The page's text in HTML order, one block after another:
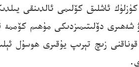
ئاشلىق كۆلىمى ئالدىنقى
دۆلىتىمىزدىكى مۇھىم كۆممە